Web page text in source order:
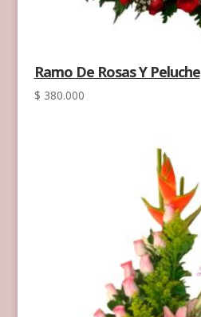
Ramo De Rosas Y Peluche
$ 380.000